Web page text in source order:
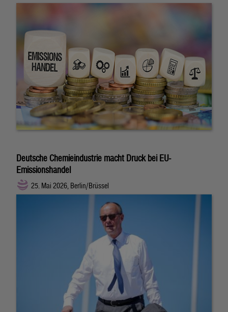
Deutsche Chemieindustrie macht Druck bei EU-
Emissionshandel
25. Mai 2026, Berlin/Brüssel